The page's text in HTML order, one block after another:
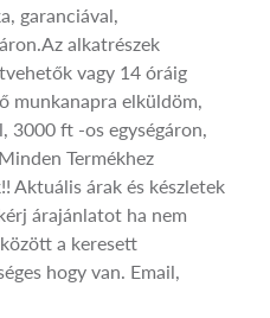
garanciával,
alkatrészek
vagy 14 óráig
munkanapra elküldöm,
ft -os egységáron,
Termékhez
Aktuális árak és készletek
árajánlatot ha nem
a keresett
hogy van. Email,